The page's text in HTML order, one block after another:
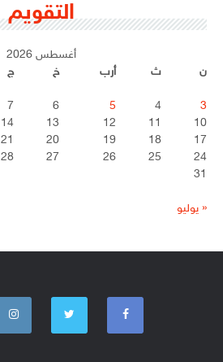
التقويم
أغسطس 2026
ن
ث أرب خ ج
3
4
5
6
7
10
11
12
13
14
17
18
19
20
21
24
25
26
27
28
31
« يوليو